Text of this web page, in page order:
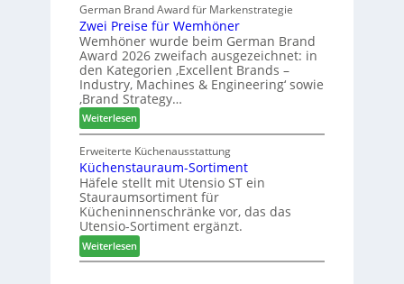
t
Z
u
k
u
n
f
t
s
t
F
ü
h
r
u
n
g
a
n
v
e
d
i
u
n
d
H
u
b
t
e
x
s
t
e
German Brand Award für Markenstrategie
Zwei Preise für Wemhöner
Wemhöner wurde beim German Brand
Award 2026 zweifach ausgezeichnet: in
den Kategorien ‚Excellent Brands –
Industry, Machines & Engineering‘ sowie
‚Brand Strategy…
Weiterlesen:
Z
w
e
i
P
r
e
i
s
Erweiterte Küchenausstattung
Küchenstauraum-Sortiment
Häfele stellt mit Utensio ST ein
Stauraumsortiment für
Kücheninnenschränke vor, das das
Utensio-Sortiment ergänzt.
Weiterlesen:
K